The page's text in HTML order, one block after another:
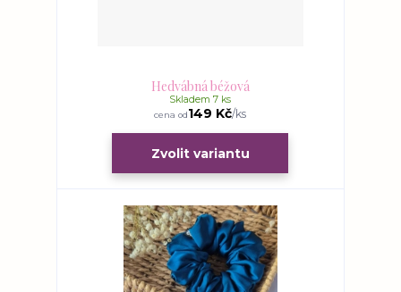
Hedvábná béžová
cena od149 Kč/ks
Skladem 7 ks
Zvolit variantu